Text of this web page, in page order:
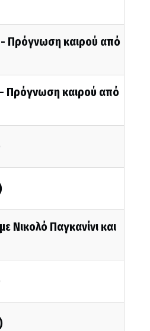
Πρόγνωση καιρού από
Πρόγνωση καιρού από
Νικολό Παγκανίνι και